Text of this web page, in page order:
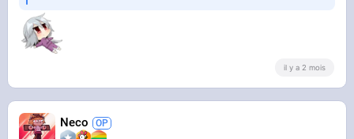
il y a 2 mois
Neco